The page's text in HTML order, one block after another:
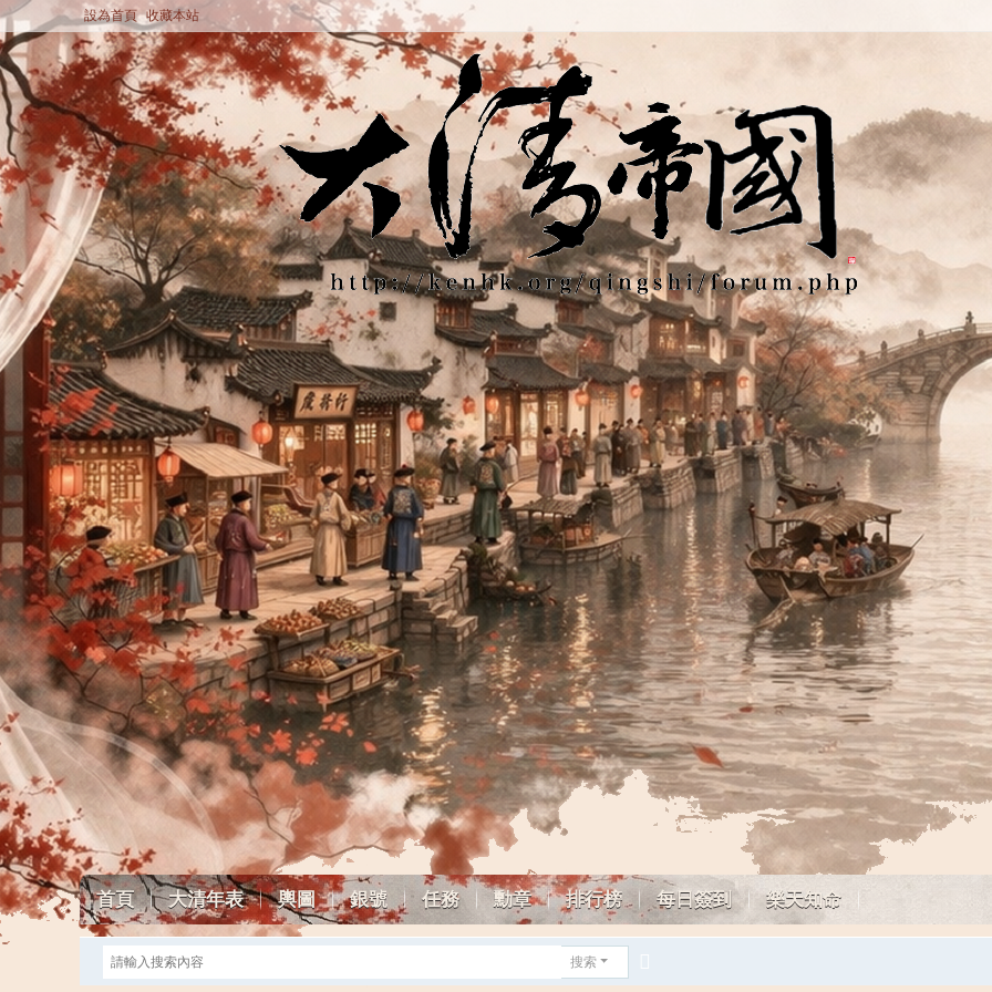
設為首頁 收藏本站
首頁 大清年表 輿圖 銀號 任務 勳章 排行榜 每日簽到 樂天知命
搜索